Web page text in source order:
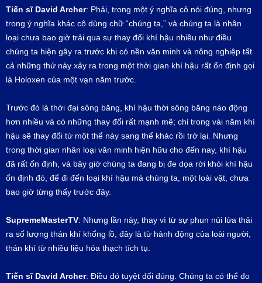
Tiến sĩ David Archer: Phải, trong một ý nghĩa cô nói đúng, nhưng
trong ý nghĩa khác cô dùng chữ “chúng ta,” và chúng ta là nhân
loại chưa bao giờ trải qua sự thay đổi khí hậu nhiều như điều
chúng ta hiện gây ra trước khi có nền văn minh và nông nghiệp tất
cả những thứ này xảy ra trong một thời gian khí hậu rất ổn định gọi
là Holoxen của một vạn năm trước.
Trước đó là thời đại sông băng, khí hậu thời sông băng náo động
hơn nhiều và có những thay đổi rất mạnh mẽ; chỉ trong vài năm khí
hậu sẽ thay đổi từ một thể này sang thể khác rồi trở lại. Nhưng
trong thời gian nhân loại văn minh hiện hữu cho đến nay, khí hậu
đã rất ổn định, và bây giờ chúng ta đang bị đe dọa rời khỏi khí hậu
ổn định đó, để đi đến loại khí hậu mà chúng ta, một loài vật, chưa
bao giờ từng thấy trước đây.
SupremeMasterTV: Nhưng lần này, thay vì từ sự phun núi lửa thải
ra số lượng thán khí khổng lồ, đây là từ hành động của loài người,
thán khí từ nhiêu liệu hóa thạch tích tụ.
Tiến sĩ David Archer: Điều đó tuyệt đối đúng. Chúng ta có thể đo